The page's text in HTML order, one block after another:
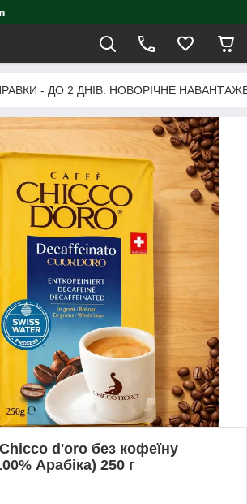
- ДО 2 ДНІВ. НОВОРІЧНЕ
d'oro без кофеїну
Арабіка) 250 г